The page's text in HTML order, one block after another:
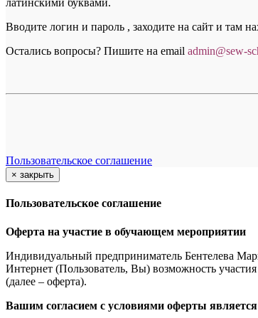
латинскими буквами.
Вводите логин и пароль , заходите на сайт и там
Остались вопросы? Пишите на email admin@sew-
Пользовательское соглашение
× закрыть
Пользовательское соглашение
Оферта на участие в обучающем мероприятии
Индивидуальный предприниматель Бентелева
Интернет (Пользователь, Вы) возможность
(далее – оферта).
Вашим согласием с условиями оферты